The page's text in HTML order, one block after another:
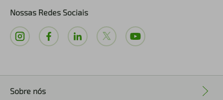
Nossas Redes Sociais
Sobre nós